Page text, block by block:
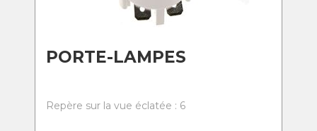
PORTE-LAMPES
Repère sur la vue éclatée : 6